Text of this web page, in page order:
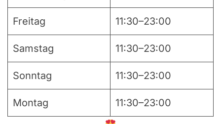
Freitag 11:30–23:00
Samstag 11:30–23:00
Sonntag 11:30–23:00
Montag 11:30–23:00